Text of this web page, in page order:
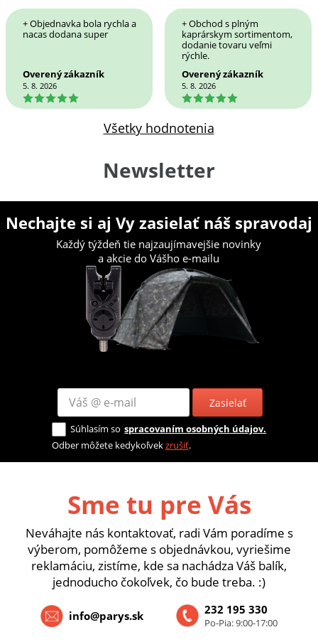
+ Objednavka bola rychla a
nacas dodana super
Overený zákazník
5. 8. 2026
5
+ Obchod s plným
kaprárskym sortimentom,
dodanie tovaru veľmi
rýchle.
Overený zákazník
5. 8. 2026
5
Všetky hodnotenia
Newsletter
Nechajte si aj Vy zasielať náš spravodaj
Každý týždeň tie najzaujímavejšie novinky
a akcie do Vášho e-mailu
Zasielať
Súhlasím so spracovaním osobných údajov.
Odber môžete kedykoľvekzrušiť.
Sme tu pre Vás
Neváhajte nás kontaktovať, radi Vám poradíme s
výberom, pomôžeme s objednávkou, vyriešime
reklamáciu, zistíme, kde sa nachádza Váš balík,
jednoducho čokoľvek, čo bude treba. :)
232 195 330
Po-Pia: 9:00-17:00
info@parys.sk